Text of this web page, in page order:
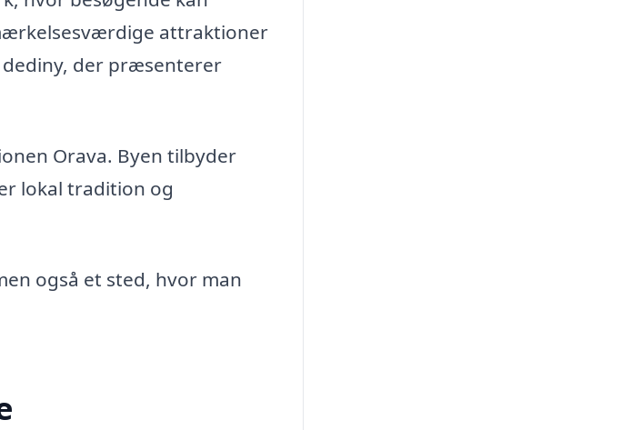
attraktioner
dediny, der præsenterer
Orava. Byen tilbyder
lokal tradition og
også et sted, hvor man